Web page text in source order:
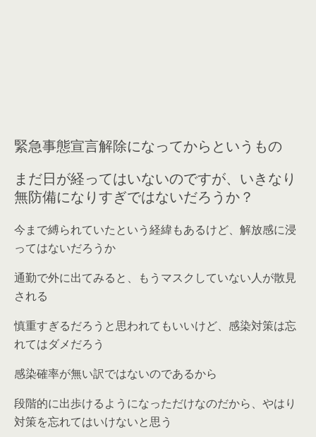
緊急事態宣言解除になってからというもの
まだ日が経ってはいないのですが、いきなり
無防備になりすぎではないだろうか？
今まで縛られていたという経緯もあるけど、解放感に浸
ってはないだろうか
通勤で外に出てみると、もうマスクしていない人が散見
される
慎重すぎるだろうと思われてもいいけど、感染対策は忘
れてはダメだろう
感染確率が無い訳ではないのであるから
段階的に出歩けるようになっただけなのだから、やはり
対策を忘れてはいけないと思う